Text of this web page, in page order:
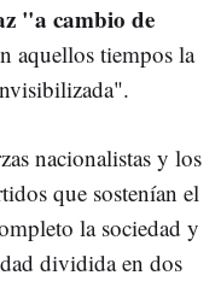
"a cambio de
aquellos tiempos la
nacionalistas y los
que sostenían el
la sociedad y
dividida en dos